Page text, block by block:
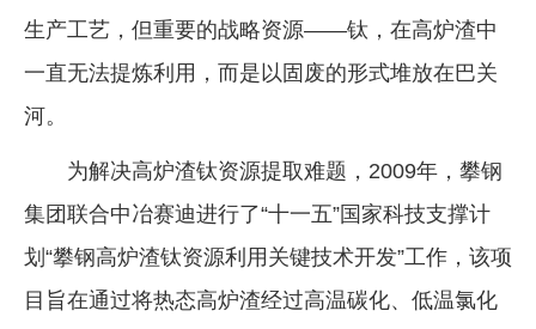
生产工艺，但重要的战略资源——钛，在高炉渣中
一直无法提炼利用，而是以固废的形式堆放在巴关
河。
为解决高炉渣钛资源提取难题，2009年，攀钢
集团联合中冶赛迪进行了“十一五”国家科技支撑计
划“攀钢高炉渣钛资源利用关键技术开发”工作，该项
目旨在通过将热态高炉渣经过高温碳化、低温氯化